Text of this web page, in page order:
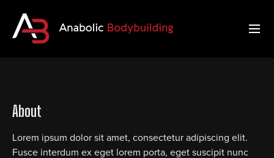
About
Lorem ipsum dolor sit amet, consectetur adipiscing elit.
Fusce interdum ex eget lorem porta, eget suscipit nunc